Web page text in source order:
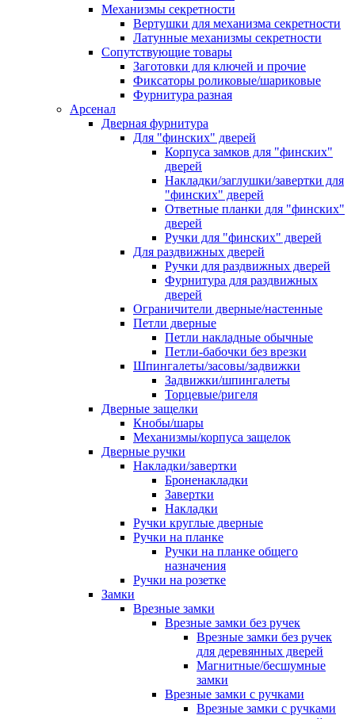
Механизмы секретности
Вертушки для механизма секретности
Латунные механизмы секретности
Сопутствующие товары
Заготовки для ключей и прочие
Фиксаторы роликовые/шариковые
Фурнитура разная
Арсенал
Дверная фурнитура
Для "финских" дверей
Корпуса замков для "финских"
дверей
Накладки/заглушки/завертки для
"финских" дверей
Ответные планки для "финских"
дверей
Ручки для "финских" дверей
Для раздвижных дверей
Ручки для раздвижных дверей
Фурнитура для раздвижных
дверей
Ограничители дверные/настенные
Петли дверные
Петли накладные обычные
Петли-бабочки без врезки
Шпингалеты/засовы/задвижки
Задвижки/шпингалеты
Торцевые/ригеля
Дверные защелки
Кнобы/шары
Механизмы/корпуса защелок
Дверные ручки
Накладки/завертки
Броненакладки
Завертки
Накладки
Ручки круглые дверные
Ручки на планке
Ручки на планке общего
назначения
Ручки на розетке
Замки
Врезные замки
Врезные замки без ручек
Врезные замки без ручек
для деревянных дверей
Магнитные/бесшумные
замки
Врезные замки с ручками
Врезные замки с ручками